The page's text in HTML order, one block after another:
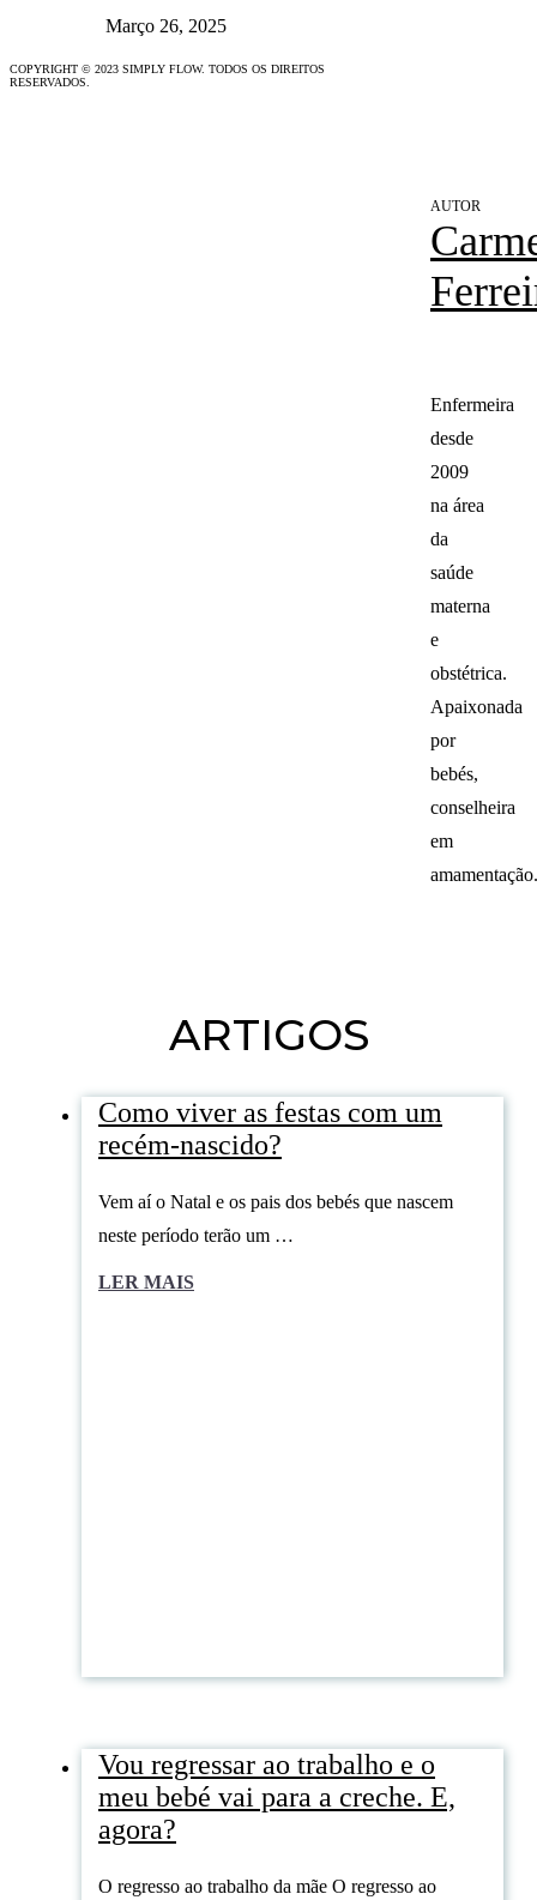
Março 26, 2025
COPYRIGHT © 2023 SIMPLY FLOW. TODOS OS DIREITOS
RESERVADOS.
Enfermeira
desde
2009
na área
da
saúde
materna
e
obstétrica.
Apaixonada
por
bebés,
conselheira
em
amamentação.
ARTIGOS
Como viver as festas com um
recém-nascido?
Vem aí o Natal e os pais dos bebés que nascem
neste período terão um …
LER MAIS
Vou regressar ao trabalho e o
meu bebé vai para a creche. E,
agora?
O regresso ao trabalho da mãe O regresso ao